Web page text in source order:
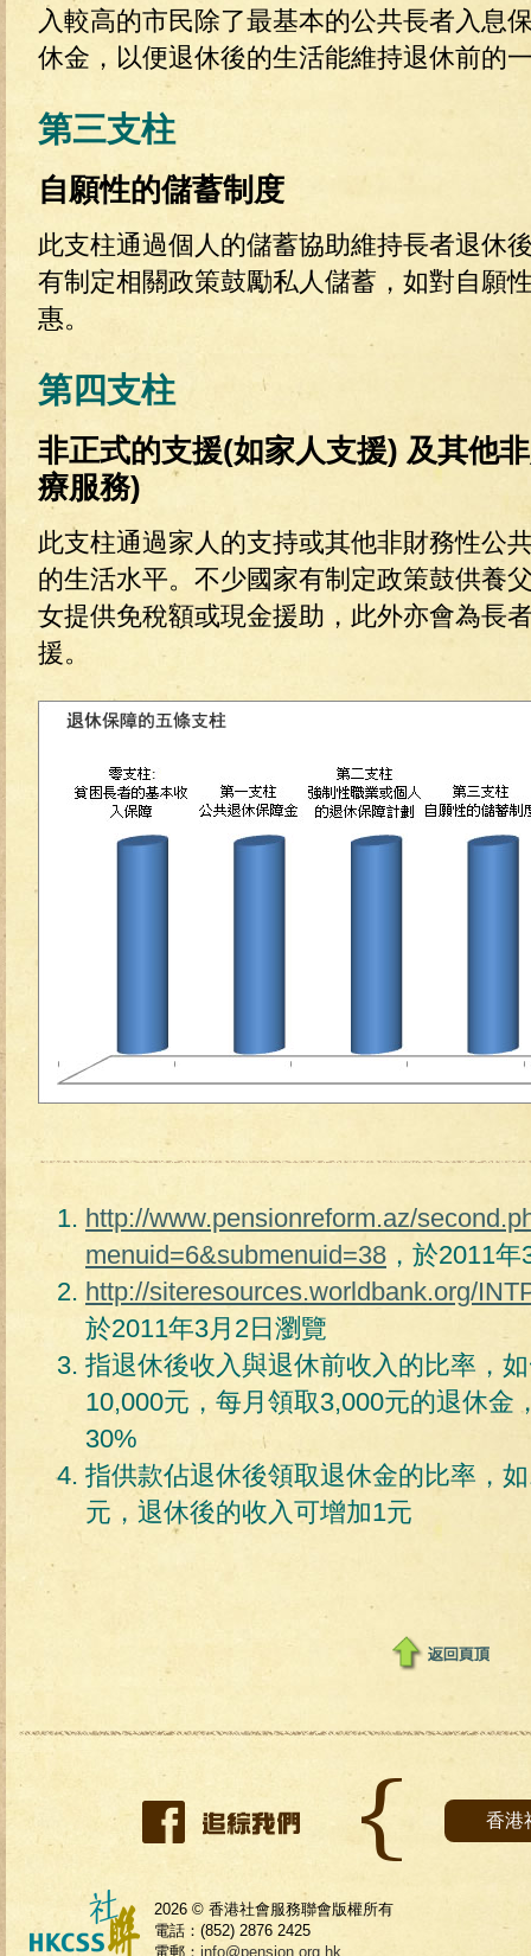
入較高的市民除了最基本的公共長者入息
休金，以便退休後的生活能維持退休前的
第三支柱
自願性的儲蓄制度
此支柱通過個人的儲蓄協助維持長者退休
有制定相關政策鼓勵私人儲蓄，如對自願
惠。
第四支柱
非正式的支援(如家人支援) 及其他
療服務)
此支柱通過家人的支持或其他非財務性公
的生活水平。不少國家有制定政策鼓供養
女提供免稅額或現金援助，此外亦會為長
援。
http://www.pensionreform.az/
menuid=6&submenuid=38 ，於2011
http://siteresources.worldbank.org/
於2011年3月2日瀏覽
指退休後收入與退休前收入的比率，
10,000元，每月領取3,000元的退休金
30%
指供款佔退休後領取退休金的比率，
元，退休後的收入可增加1元
香港
2026 © 香港社會服務聯會版權所有
電話：(852) 2876 2425
電郵： info@pension.org.hk